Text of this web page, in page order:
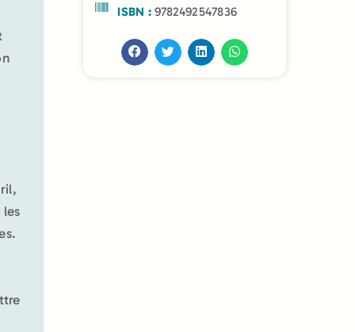
ISBN :9782492547836